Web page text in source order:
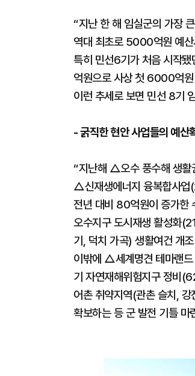
“지난 한 해 임실군의 가장
역대 최초로 5000억원 예
특히 민선6기가 처음 시작
억원으로 사상 첫 6000억
이런 추세로 보면 민선 8기
- 굵직한 현안 사업들의 예산
“지난해 △오수 풍수해 생
△신재생에너지 융복합사업
전년 대비 80억원이 증가한
오수지구 도시재생 활성화
기, 덕치 가곡) 생활여건 개
이밖에 △세계명견 테마랜
기 자연재해위험지구 정비
어촌 취약지역(관촌 슬치,
확보하는 등 군 발전 기틀 마